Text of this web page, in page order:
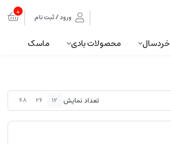
ورود / ثبت نام 0
خردسال محصولات بادی ماسک
تعداد نمایش 12
24
48